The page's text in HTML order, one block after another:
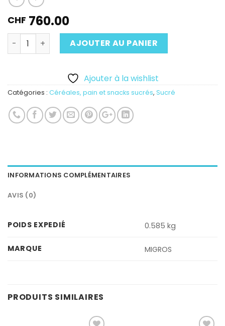
CHF 760.00
Quantité AJOUTER AU PANIER
Ajouter à la wishlist
Catégories : Céréales, pain et snacks sucrés, Sucré
INFORMATIONS COMPLÉMENTAIRES
AVIS (0)
POIDS EXPEDIÉ 0.585 kg
MARQUE MIGROS
PRODUITS SIMILAIRES